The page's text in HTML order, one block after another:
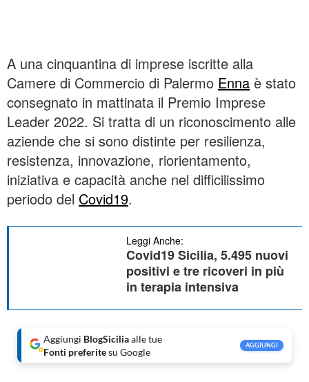
A una cinquantina di imprese iscritte alla
Camere di Commercio di Palermo Enna è stato
consegnato in mattinata il Premio Imprese
Leader 2022. Si tratta di un riconoscimento alle
aziende che si sono distinte per resilienza,
resistenza, innovazione, riorientamento,
iniziativa e capacità anche nel difficilissimo
periodo del Covid19.
Leggi Anche:
Covid19 Sicilia, 5.495 nuovi
positivi e tre ricoveri in più
in terapia intensiva
Aggiungi BlogSiciliaalle tue
Fonti preferitesu Google
AGGIUNGI